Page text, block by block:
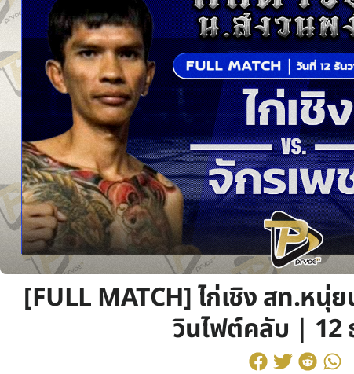
[FULL MATCH] ไก่เชิง สท.หนุ่
วินไฟต์คลับ | 12